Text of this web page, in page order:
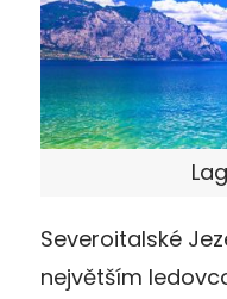
Severoitalské
největším